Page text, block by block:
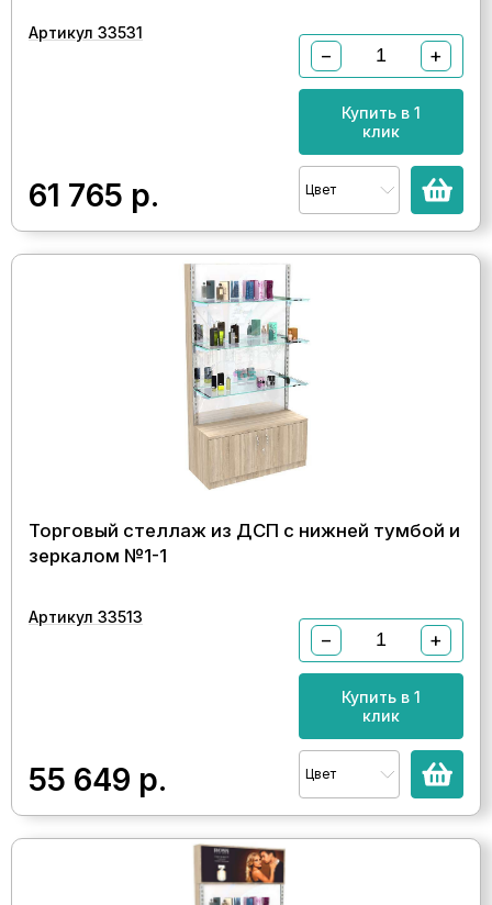
Артикул 33531
61 765 р.
− +
Купить в 1
клик
Цвет
Торговый стеллаж из ДСП с нижней тумбой и
зеркалом №1-1
Артикул 33513
55 649 р.
− +
Купить в 1
клик
Цвет